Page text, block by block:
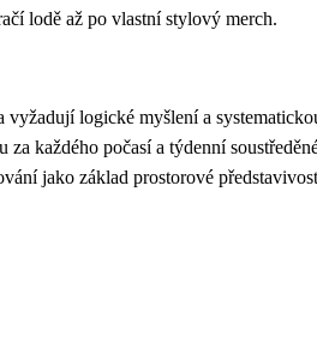
lodě až po vlastní stylový merch.
vyžadují logické myšlení a
každého počasí a týdenní
jako základ prostorové